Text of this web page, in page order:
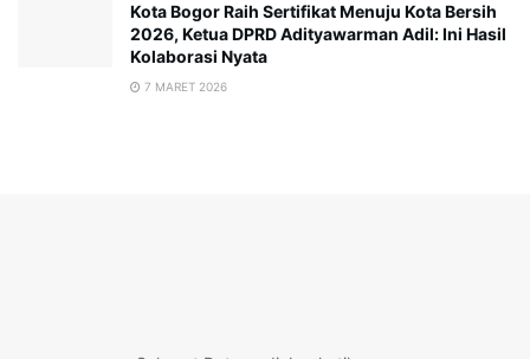
Kota Bogor Raih Sertifikat Menuju Kota Bersih
2026, Ketua DPRD Adityawarman Adil: Ini Hasil
Kolaborasi Nyata
7 MARET 2026